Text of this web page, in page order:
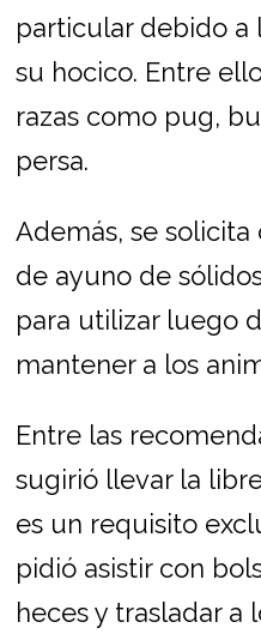
particular debido a
su hocico. Entre
razas como pug,
persa.
Además, se
de ayuno de
para utilizar luego
mantener a los
Entre las
sugirió llevar la
es un requisito
pidió asistir con
heces y trasladar a